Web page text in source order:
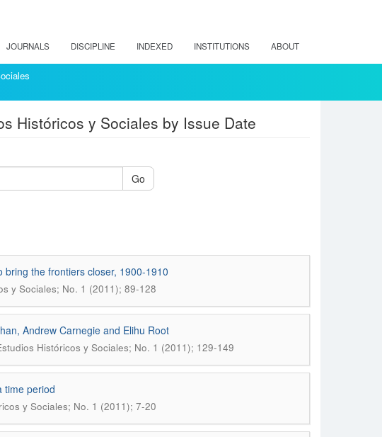
JOURNALS DISCIPLINE INDEXED INSTITUTIONS ABOUT
Históricos y Sociales by Issue Date
Go
the frontiers closer, 1900-1910
y Sociales; No. 1 (2011); 89-128
Andrew Carnegie and Elihu Root
Históricos y Sociales; No. 1 (2011); 129-149
time period
y Sociales; No. 1 (2011); 7-20